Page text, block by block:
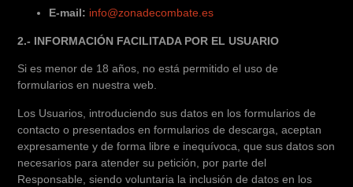
E-mail: info@zonadecombate.es
2.- INFORMACIÓN FACILITADA POR EL USUARIO
Si es menor de 18 años, no está permitido el uso de
formularios en nuestra web.
Los Usuarios, introduciendo sus datos en los formularios de
contacto o presentados en formularios de descarga, aceptan
expresamente y de forma libre e inequívoca, que sus datos son
necesarios para atender su petición, por parte del
Responsable, siendo voluntaria la inclusión de datos en los